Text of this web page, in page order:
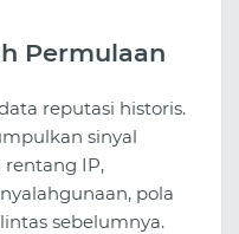
Permulaan
reputasi historis.
sinyal
IP,
pola
sebelumnya.